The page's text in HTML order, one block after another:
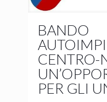
BANDO
CENTRO-
PER GLI